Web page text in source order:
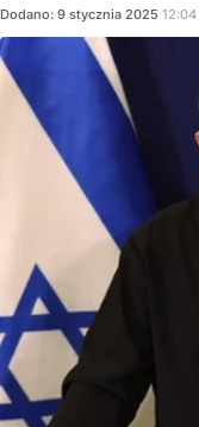
Dodano: 9 stycznia 2025 12:04